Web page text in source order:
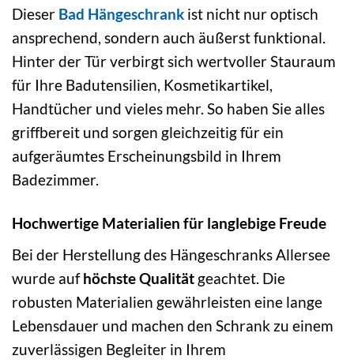
Dieser Bad Hängeschrank ist nicht nur optisch
ansprechend, sondern auch äußerst funktional.
Hinter der Tür verbirgt sich wertvoller Stauraum
für Ihre Badutensilien, Kosmetikartikel,
Handtücher und vieles mehr. So haben Sie alles
griffbereit und sorgen gleichzeitig für ein
aufgeräumtes Erscheinungsbild in Ihrem
Badezimmer.
Hochwertige Materialien für langlebige Freude
Bei der Herstellung des Hängeschranks Allersee
wurde aufhöchste Qualität geachtet. Die
robusten Materialien gewährleisten eine lange
Lebensdauer und machen den Schrank zu einem
zuverlässigen Begleiter in Ihrem